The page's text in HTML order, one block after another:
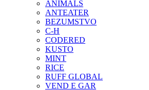
ANIMALS
ANTEATER
BEZUMSTVO
C-H
CODERED
KUSTO
MINT
RICE
RUFF GLOBAL
VEND E GAR